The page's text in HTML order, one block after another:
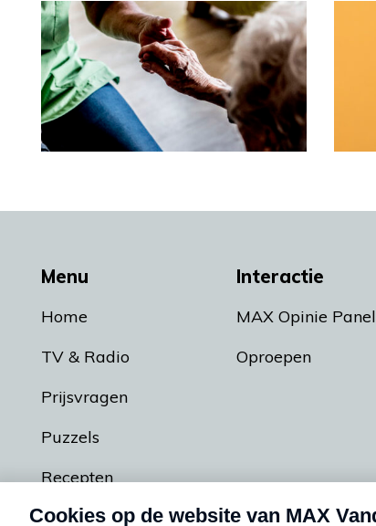
Menu
Home
TV & Radio
Prijsvragen
Puzzels
Recepten
Podcasts
Interactie
MAX Opinie Panel
Oproepen